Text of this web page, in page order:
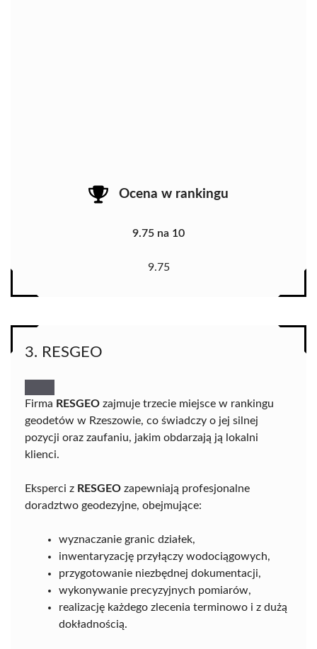
Ocena w rankingu
9.75 na 10
9.75
3. RESGEO
Firma RESGEO zajmuje trzecie miejsce w rankingu
geodetów w Rzeszowie, co świadczy o jej silnej
pozycji oraz zaufaniu, jakim obdarzają ją lokalni
klienci.
Eksperci z RESGEO zapewniają profesjonalne
doradztwo geodezyjne, obejmujące:
wyznaczanie granic działek,
inwentaryzację przyłączy wodociągowych,
przygotowanie niezbędnej dokumentacji,
wykonywanie precyzyjnych pomiarów,
realizację każdego zlecenia terminowo i z dużą
dokładnością.